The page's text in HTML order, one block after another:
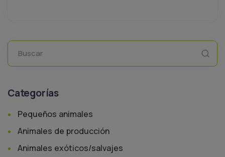
Buscar
Categorías
Pequeños animales
Animales de producción
Animales exóticos/salvajes